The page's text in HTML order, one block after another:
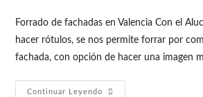
Forrado de fachadas en Valencia Con el
hacer rótulos, se nos permite forrar por
fachada, con opción de hacer una imagen
Continuar Leyendo